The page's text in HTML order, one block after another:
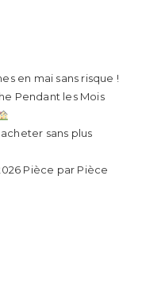
en mai sans risque !
Pendant les Mois
sans plus
Pièce par Pièce